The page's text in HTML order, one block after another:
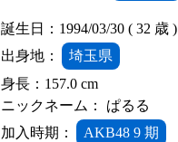
誕生日：1994/03/30 ( 32 歳 )
出身地：
埼玉県
身長：157.0 cm
ニックネーム： ぱるる
加入時期：
AKB48 9 期